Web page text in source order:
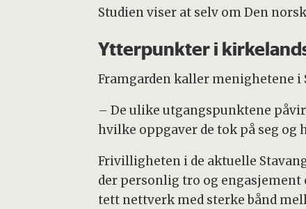
Studien viser at selv om Den
Ytterpunkter i
Framgarden kaller menighetene
– De ulike utgangspunktene
hvilke oppgaver de tok på seg
Frivilligheten i de aktuelle
der personlig tro og
tett nettverk med sterke bånd